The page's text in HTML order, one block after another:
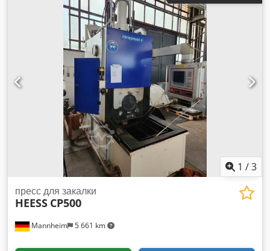
2000 мм Ось Y: 630 мм Ось Z: 550 мм Диапазон скоростей
до: 12 000 об/мин Максимальный крутящий момент: 140
Нм Сверлильная способность: в среднем 42 мм (сменная
пластина) Фрезерная производительность: 600 см³/мин
Количество инструментальных позиций: 24 Тип держателя
инструмента: HSK A 63 DIN 69893 Максимальный диаметр
инструмента: 75 мм Диаметр инструмента при свободных
соседних ячейках: макс. 160 мм Chjdpfxsyan Rco Aanea
Максимальная длина инструмента: 320 мм Максимальный
вес инструмента: 8 кг (макс. нагрузка магазина = 100 кг)
Время смены инструмента: ок. 1,5 с (в зависимости от
системы управления)
1 /3
Mannheim 5 661 km
пресс для закалки
HEESS CP500